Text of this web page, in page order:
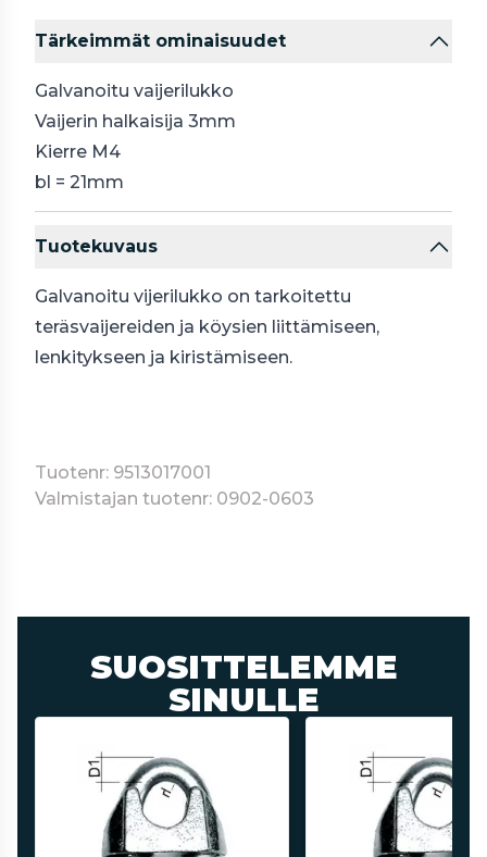
Tärkeimmät ominaisuudet
Galvanoitu vaijerilukko
Vaijerin halkaisija 3mm
Kierre M4
bl = 21mm
Tuotekuvaus
Galvanoitu vijerilukko on tarkoitettu
teräsvaijereiden ja köysien liittämiseen,
lenkitykseen ja kiristämiseen.
Tuotenr: 9513017001
Valmistajan tuotenr: 0902-0603
SUOSITTELEMME
SINULLE